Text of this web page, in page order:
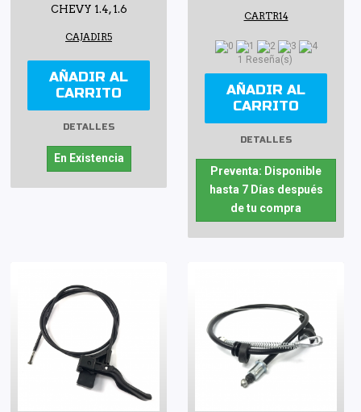
CHEVY 1.4, 1.6
CAJADIR5
AÑADIR AL
CARRITO
DETALLES
En Existencia
CARTR14
1 Reseña(s)
AÑADIR AL
CARRITO
DETALLES
Preventa: Disponible
hasta 7 Días después
de tu compra